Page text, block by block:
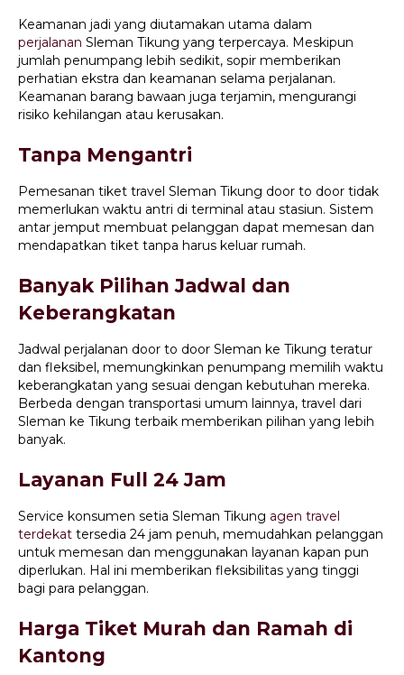
Keamanan jadi yang diutamakan utama dalam
perjalanan Sleman Tikung yang terpercaya. Meskipun
jumlah penumpang lebih sedikit, sopir memberikan
perhatian ekstra dan keamanan selama perjalanan.
Keamanan barang bawaan juga terjamin, mengurangi
risiko kehilangan atau kerusakan.
Tanpa Mengantri
Pemesanan tiket travel Sleman Tikung door to door tidak
memerlukan waktu antri di terminal atau stasiun. Sistem
antar jemput membuat pelanggan dapat memesan dan
mendapatkan tiket tanpa harus keluar rumah.
Banyak Pilihan Jadwal dan
Keberangkatan
Jadwal perjalanan door to door Sleman ke Tikung teratur
dan fleksibel, memungkinkan penumpang memilih waktu
keberangkatan yang sesuai dengan kebutuhan mereka.
Berbeda dengan transportasi umum lainnya, travel dari
Sleman ke Tikung terbaik memberikan pilihan yang lebih
banyak.
Layanan Full 24 Jam
Service konsumen setia Sleman Tikung agen travel
terdekat tersedia 24 jam penuh, memudahkan pelanggan
untuk memesan dan menggunakan layanan kapan pun
diperlukan. Hal ini memberikan fleksibilitas yang tinggi
bagi para pelanggan.
Harga Tiket Murah dan Ramah di
Kantong